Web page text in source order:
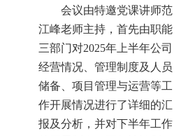
会议由特邀党课讲师范
江峰老师主持，首先由职能
三部门对2025年上半年公司
经营情况、管理制度及人员
储备、项目管理与运营等工
作开展情况进行了详细的汇
报及分析，并对下半年工作